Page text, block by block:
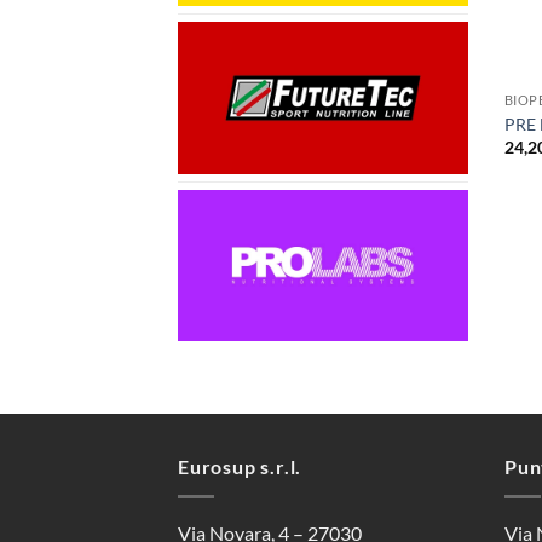
PRE
Eurosup s.r.l.
Via Novara, 4 – 27030 Via